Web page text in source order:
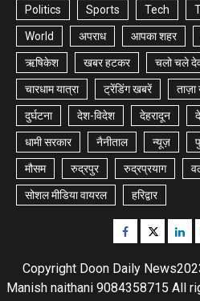
Politics Sports Tech
World अपराध आपका शहर
ऋषिकेश खबर हटकर चलो चले
चारधाम यात्रा ट्रेंडिंग खबरें
दुर्घटना देश-विदेश देहरादून
धामी सरकार नैनीताल न्यूज़
मौसम रुद्रपुर रुद्रप्रयाग
सोशल मीडिया वायरल हरिद्वार
Facebook
Twitter
Copyright Doon Daily
Manish naithani 9084358715 All